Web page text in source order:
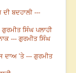
ਬਦਹਾਲੀ ---
ਸਿੰਘ ਪਲਾਹੀ
--- ਗੁਰਮੀਤ ਸਿੰਘ
ਦਾਅ ’ਤੇ --- ਗੁਰਮੀਤ